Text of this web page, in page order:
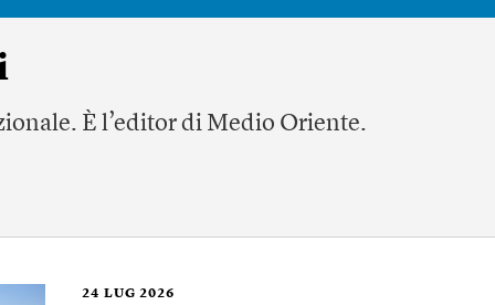
È l’editor di Medio Oriente.
24 LUG 2026